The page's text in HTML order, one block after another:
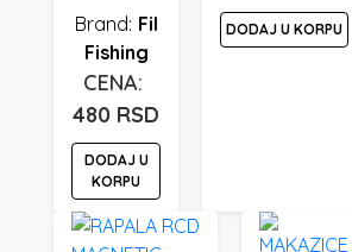
Fil
Fishing
480 RSD
DODAJ U
KORPU
DODAJ U KORPU